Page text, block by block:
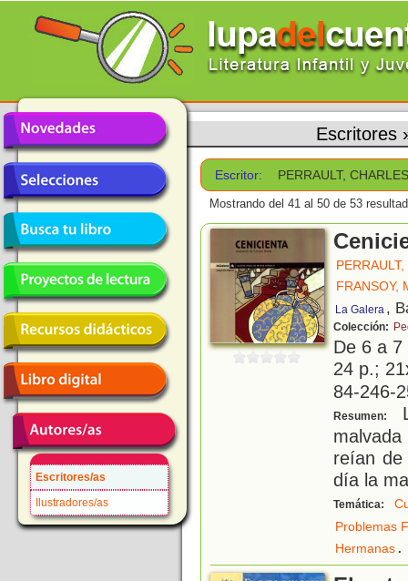
Escritores/as
Ilustradores/as
Escritores
Escritor: PERRAULT,
Mostrando del 41 al 50 de 53
FRANSOY,
La Galera ,
Colección:
De 6 a
24 p.;
84-246-
Resumen:
reían
día la
Temática:
Problemas
Hermanas.